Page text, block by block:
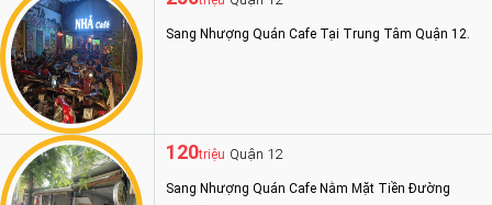
Sang Nhượng Quán Cafe Tại Trung Tâm Quận 12.
120triệu Quận 12
Sang Nhượng Quán Cafe Nằm Mặt Tiền Đường